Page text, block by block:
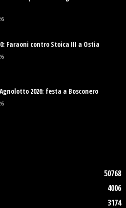
Faraoni contro Stoica III a Ostia
2026: festa a Bosconero
50768
4006
3174